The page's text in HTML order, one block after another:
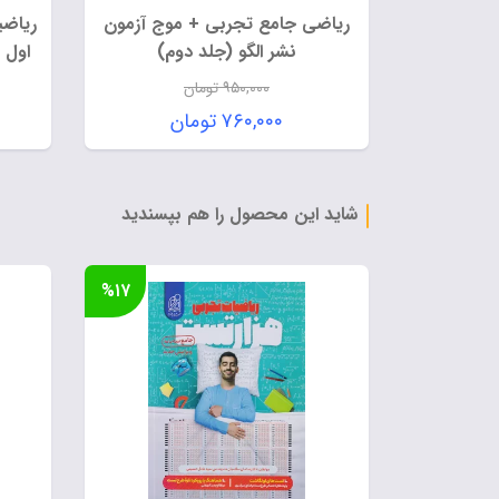
ریاضی جامع تجربی + موج آزمون
نشر الگو (جلد دوم)
۹۵۰,۰۰۰تومان
قیمت
اصلی:
بود.
۷۶۰,۰۰۰تومان
قیمت
۷۶۰,۰۰۰ تومان.
شاید این محصول را هم بپسندید
%۱۷